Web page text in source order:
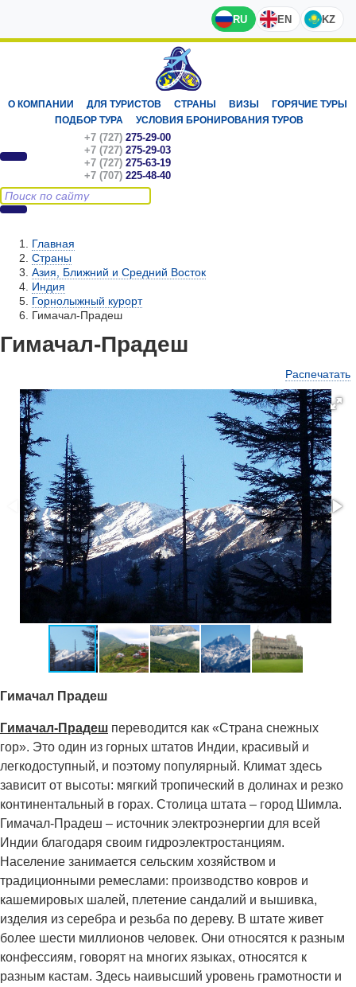
RU EN KZ
О КОМПАНИИ ДЛЯ ТУРИСТОВ СТРАНЫ ВИЗЫ
ГОРЯЧИЕ ТУРЫ
ПОДБОР ТУРА
УСЛОВИЯ БРОНИРОВАНИЯ ТУРОВ
+7 (727) 275-29-00
+7 (727) 275-29-03
+7 (727) 275-63-19
+7 (707) 225-48-40
Главная
Страны
Азия, Ближний и Средний Восток
Индия
Горнолыжный курорт
Гимачал-Прадеш
Гимачал-Прадеш
Распечатать
Гимачал Прадеш
Гимачал-Прадеш переводится как «Страна снежных
гор». Это один из горных штатов Индии, красивый и
легкодоступный, и поэтому популярный. Климат здесь
зависит от высоты: мягкий тропический в долинах и резко
континентальный в горах. Столица штата – город Шимла.
Гимачал-Прадеш – источник электроэнергии для всей
Индии благодаря своим гидроэлектростанциям.
Население занимается сельским хозяйством и
традиционными ремеслами: производство ковров и
кашемировых шалей, плетение сандалий и вышивка,
изделия из серебра и резьба по дереву. В штате живет
более шести миллионов человек. Они относятся к разным
конфессиям, говорят на многих языках, относятся к
разным кастам. Здесь наивысший уровень грамотности и